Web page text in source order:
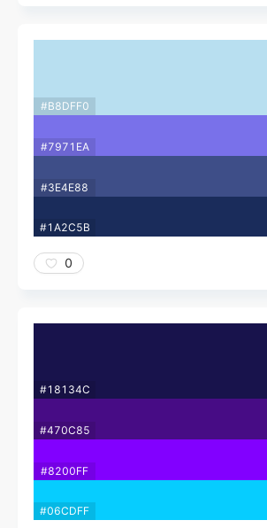
#B8DFF0
#7971EA
#3E4E88
#1A2C5B
0
#18134C
#470C85
#8200FF
#06CDFF